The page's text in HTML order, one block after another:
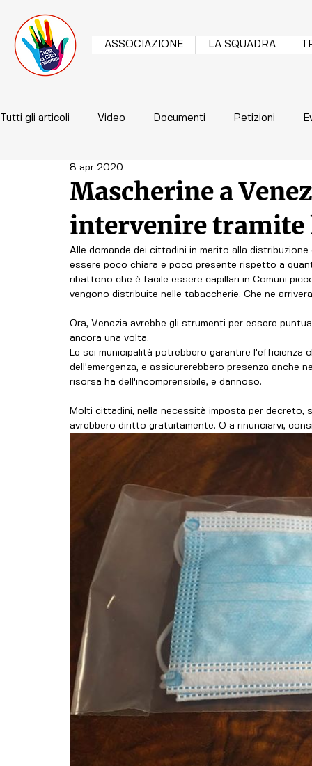
ASSOCIAZIONE LA SQUADRA
Tutti gli articoli Video Documenti Petizioni
Mascherine a
intervenire
8 apr 2020
Alle domande dei cittadini in merito alla
essere poco chiara e poco presente rispetto a
ribattono che è facile essere capillari in Comuni
vengono distribuite nelle tabaccherie. Che ne
Ora, Venezia avrebbe gli strumenti per essere
ancora una volta.
Le sei municipalità potrebbero garantire l'efficienza
dell'emergenza, e assicurerebbero presenza anche
risorsa ha dell'incomprensibile, e dannoso.
Molti cittadini, nella necessità imposta per
avrebbero diritto gratuitamente. O a rinunciarvi,